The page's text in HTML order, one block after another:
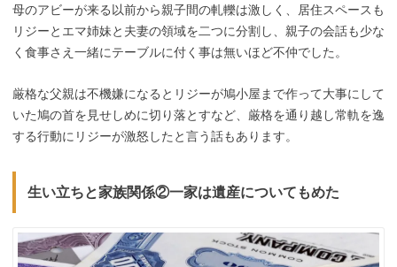
母のアビーが来る以前から親子間の軋轢は激しく、居住スペースも
リジーとエマ姉妹と夫妻の領域を二つに分割し、親子の会話も少な
く食事さえ一緒にテーブルに付く事は無いほど不仲でした。
厳格な父親は不機嫌になるとリジーが鳩小屋まで作って大事にして
いた鳩の首を見せしめに切り落とすなど、厳格を通り越し常軌を逸
する行動にリジーが激怒したと言う話もあります。
生い立ちと家族関係②一家は遺産についてもめた